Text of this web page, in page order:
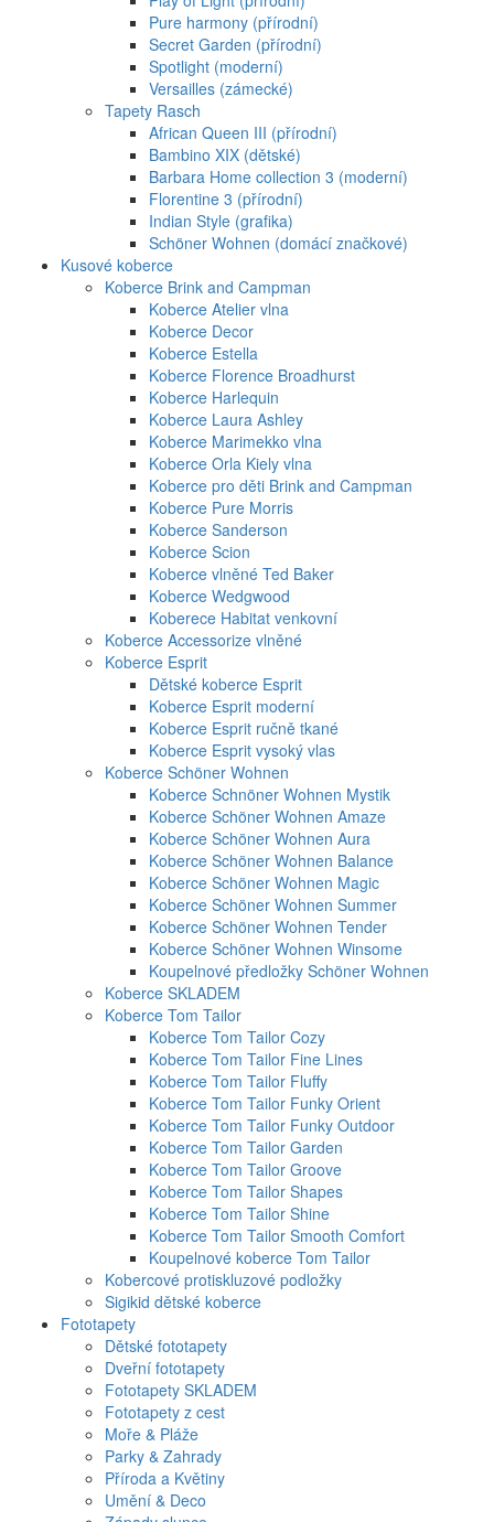
Pure harmony (přírodní)
Secret Garden (přírodní)
Spotlight (moderní)
Versailles (zámecké)
Tapety Rasch
African Queen III (přírodní)
Bambino XIX (dětské)
Barbara Home collection 3 (moderní)
Florentine 3 (přírodní)
Indian Style (grafika)
Schöner Wohnen (domácí značkové)
Kusové koberce
Koberce Brink and Campman
Koberce Atelier vlna
Koberce Decor
Koberce Estella
Koberce Florence Broadhurst
Koberce Harlequin
Koberce Laura Ashley
Koberce Marimekko vlna
Koberce Orla Kiely vlna
Koberce pro děti Brink and Campman
Koberce Pure Morris
Koberce Sanderson
Koberce Scion
Koberce vlněné Ted Baker
Koberce Wedgwood
Koberece Habitat venkovní
Koberce Accessorize vlněné
Koberce Esprit
Dětské koberce Esprit
Koberce Esprit moderní
Koberce Esprit ručně tkané
Koberce Esprit vysoký vlas
Koberce Schöner Wohnen
Koberce Schnöner Wohnen Mystik
Koberce Schöner Wohnen Amaze
Koberce Schöner Wohnen Aura
Koberce Schöner Wohnen Balance
Koberce Schöner Wohnen Magic
Koberce Schöner Wohnen Summer
Koberce Schöner Wohnen Tender
Koberce Schöner Wohnen Winsome
Koupelnové předložky Schöner Wohnen
Koberce SKLADEM
Koberce Tom Tailor
Koberce Tom Tailor Cozy
Koberce Tom Tailor Fine Lines
Koberce Tom Tailor Fluffy
Koberce Tom Tailor Funky Orient
Koberce Tom Tailor Funky Outdoor
Koberce Tom Tailor Garden
Koberce Tom Tailor Groove
Koberce Tom Tailor Shapes
Koberce Tom Tailor Shine
Koberce Tom Tailor Smooth Comfort
Koupelnové koberce Tom Tailor
Kobercové protiskluzové podložky
Sigikid dětské koberce
Fototapety
Dětské fototapety
Dveřní fototapety
Fototapety SKLADEM
Fototapety z cest
Moře & Pláže
Parky & Zahrady
Příroda a Květiny
Umění & Deco